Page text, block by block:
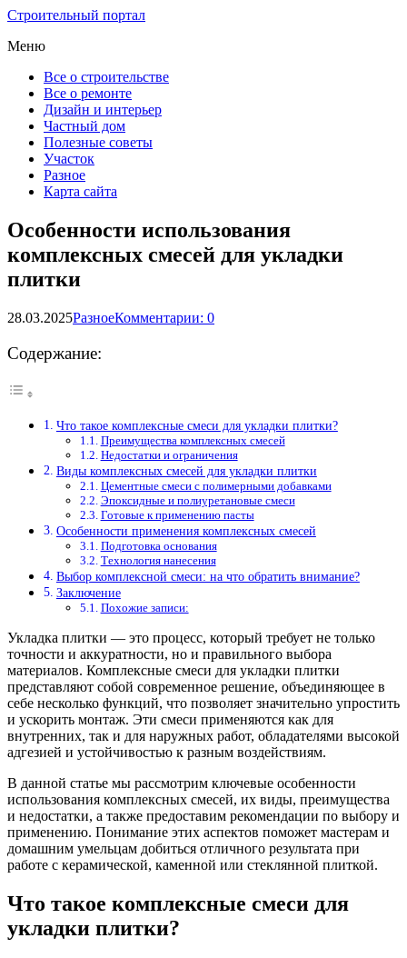
Строительный портал
Меню
Все о строительстве
Все о ремонте
Дизайн и интерьер
Частный дом
Полезные советы
Участок
Разное
Карта сайта
Особенности использования
комплексных смесей для укладки
плитки
28.03.2025РазноеКомментарии: 0
Содержание:
Что такое комплексные смеси для укладки плитки?
Преимущества комплексных смесей
Недостатки и ограничения
Виды комплексных смесей для укладки плитки
Цементные смеси с полимерными добавками
Эпоксидные и полиуретановые смеси
Готовые к применению пасты
Особенности применения комплексных смесей
Подготовка основания
Технология нанесения
Выбор комплексной смеси: на что обратить внимание?
Заключение
Похожие записи:
Укладка плитки — это процесс, который требует не только
точности и аккуратности, но и правильного выбора
материалов. Комплексные смеси для укладки плитки
представляют собой современное решение, объединяющее в
себе несколько функций, что позволяет значительно упростить
и ускорить монтаж. Эти смеси применяются как для
внутренних, так и для наружных работ, обладателями высокой
адгезией и устойчивостью к разным воздействиям.
В данной статье мы рассмотрим ключевые особенности
использования комплексных смесей, их виды, преимущества
и недостатки, а также предоставим рекомендации по выбору и
применению. Понимание этих аспектов поможет мастерам и
домашним умельцам добиться отличного результата при
работе с керамической, каменной или стеклянной плиткой.
Что такое комплексные смеси для
укладки плитки?